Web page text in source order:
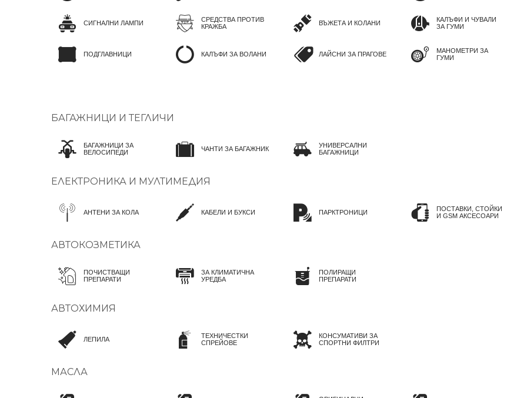
СИГНАЛНИ ЛАМПИ
ПОДГЛАВНИЦИ
СРЕДСТВА ПРОТИВ
КРАЖБА
КАЛЪФИ ЗА ВОЛАНИ
ВЪЖЕТА И КОЛАНИ
ЛАЙСНИ ЗА ПРАГОВЕ
КАЛЪФИ И ЧУВАЛИ
ЗА ГУМИ
МАНОМЕТРИ ЗА
ГУМИ
БАГАЖНИЦИ И ТЕГЛИЧИ
БАГАЖНИЦИ ЗА
ВЕЛОСИПЕДИ
ЧАНТИ ЗА БАГАЖНИК
УНИВЕРСАЛНИ
БАГАЖНИЦИ
ЕЛЕКТРОНИКА И МУЛТИМЕДИЯ
АНТЕНИ ЗА КОЛА КАБЕЛИ И БУКСИ ПАРКТРОНИЦИ
ПОСТАВКИ, СТОЙКИ
И GSM АКСЕСОАРИ
АВТОКОЗМЕТИКА
ПОЧИСТВАЩИ
ПРЕПАРАТИ
ЗА КЛИМАТИЧНА
УРЕДБА
ПОЛИРАЩИ
ПРЕПАРАТИ
АВТОХИМИЯ
ЛЕПИЛА
ТЕХНИЧЕСТКИ
СПРЕЙОВЕ
КОНСУМАТИВИ ЗА
СПОРТНИ ФИЛТРИ
МАСЛА